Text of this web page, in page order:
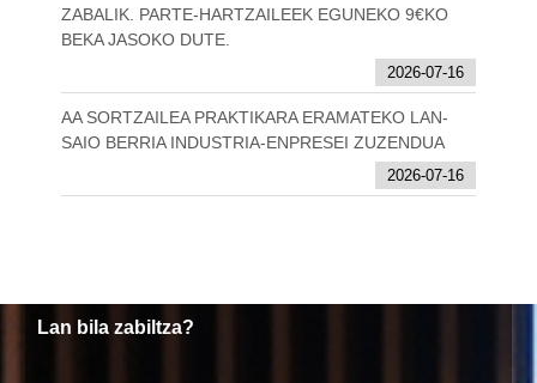
ZABALIK. PARTE-HARTZAILEEK EGUNEKO 9€KO
BEKA JASOKO DUTE.
2026-07-16
AA SORTZAILEA PRAKTIKARA ERAMATEKO LAN-
SAIO BERRIA INDUSTRIA-ENPRESEI ZUZENDUA
2026-07-16
Lan bila zabiltza?